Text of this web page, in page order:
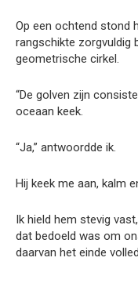
Op een ochtend stond
rangschikte zorgvuldig
geometrische cirkel.
“De golven zijn
oceaan keek.
“Ja,” antwoordde ik.
Hij keek me aan, kalm
Ik hield hem stevig
dat bedoeld was om
daarvan het einde